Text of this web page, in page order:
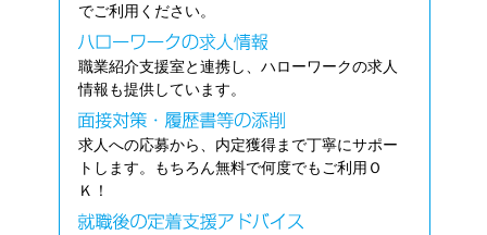
でご利用ください。
職業紹介支援室と連携し、ハローワークの求人
情報も提供しています。
求人への応募から、内定獲得まで丁寧にサポー
トします。もちろん無料で何度でもご利用Ｏ
Ｋ！